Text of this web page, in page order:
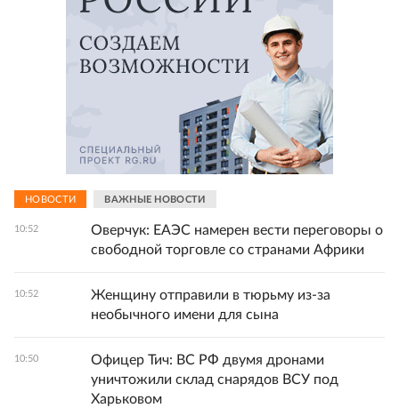
НОВОСТИ ВАЖНЫЕ НОВОСТИ
10:52
Оверчук: ЕАЭС намерен вести переговоры о
свободной торговле со странами Африки
10:52
Женщину отправили в тюрьму из-за
необычного имени для сына
10:50
Офицер Тич: ВС РФ двумя дронами
уничтожили склад снарядов ВСУ под
Харьковом